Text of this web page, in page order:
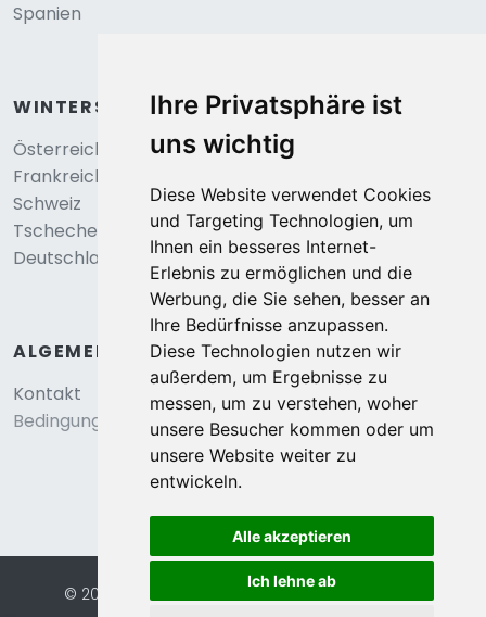
Ihre Privatsphäre ist
uns wichtig
Diese Website verwendet Cookies
und Targeting Technologien, um
Ihnen ein besseres Internet-
Erlebnis zu ermöglichen und die
Werbung, die Sie sehen, besser an
Ihre Bedürfnisse anzupassen.
Diese Technologien nutzen wir
außerdem, um Ergebnisse zu
messen, um zu verstehen, woher
unsere Besucher kommen oder um
unsere Website weiter zu
entwickeln.
Alle akzeptieren
Ich lehne ab
Spanien
WINTERSPORT
Österreich
Frankreich
Schweiz
Tschechei
Deutschland
ALGEMEIN
Kontakt
Bedingungen und konditionen
© 2026 Eurochalets | Website von FalcoTravel